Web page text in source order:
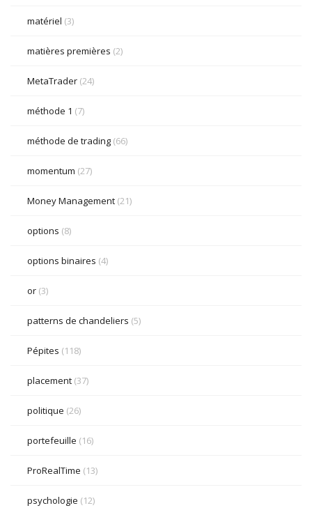
matériel (3)
matières premières (2)
MetaTrader (24)
méthode 1 (7)
méthode de trading (66)
momentum (27)
Money Management (21)
options (8)
options binaires (4)
or (3)
patterns de chandeliers (5)
Pépites (118)
placement (37)
politique (26)
portefeuille (16)
ProRealTime (13)
psychologie (12)